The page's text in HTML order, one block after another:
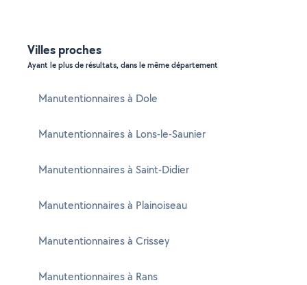
Villes proches
Ayant le plus de résultats, dans le même département
Manutentionnaires à Dole
Manutentionnaires à Lons-le-Saunier
Manutentionnaires à Saint-Didier
Manutentionnaires à Plainoiseau
Manutentionnaires à Crissey
Manutentionnaires à Rans